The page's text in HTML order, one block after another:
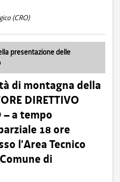
(CRO)
presentazione delle
di montagna della
DIRETTIVO
– a tempo
18 ore
l’Area Tecnico
di